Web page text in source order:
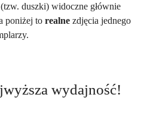
duszki) widoczne głównie
poniżej to realne zdjęcia jednego
wydajność!